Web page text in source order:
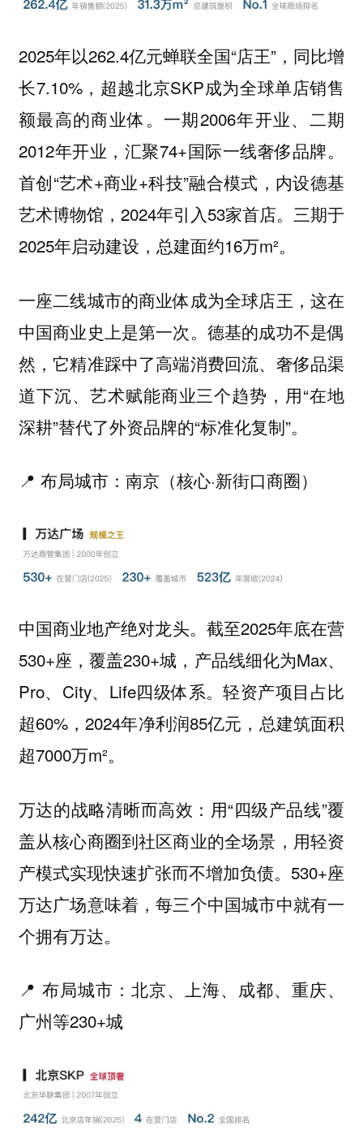
2025年以262.4亿元蝉联全国“店王”，同比增
长7.10%，超越北京SKP成为全球单店销售
额最高的商业体。一期2006年开业、二期
2012年开业，汇聚74+国际一线奢侈品牌。
首创“艺术+商业+科技”融合模式，内设德基
艺术博物馆，2024年引入53家首店。三期于
2025年启动建设，总建面约16万m²。
一座二线城市的商业体成为全球店王，这在
中国商业史上是第一次。德基的成功不是偶
然，它精准踩中了高端消费回流、奢侈品渠
道下沉、艺术赋能商业三个趋势，用“在地
深耕”替代了外资品牌的“标准化复制”。
📍 布局城市：南京（核心·新街口商圈）
中国商业地产绝对龙头。截至2025年底在营
530+座，覆盖230+城，产品线细化为Max、
Pro、City、Life四级体系。轻资产项目占比
超60%，2024年净利润85亿元，总建筑面积
超7000万m²。
万达的战略清晰而高效：用“四级产品线”覆
盖从核心商圈到社区商业的全场景，用轻资
产模式实现快速扩张而不增加负债。530+座
万达广场意味着，每三个中国城市中就有一
个拥有万达。
📍 布局城市：北京、上海、成都、重庆、
广州等230+城